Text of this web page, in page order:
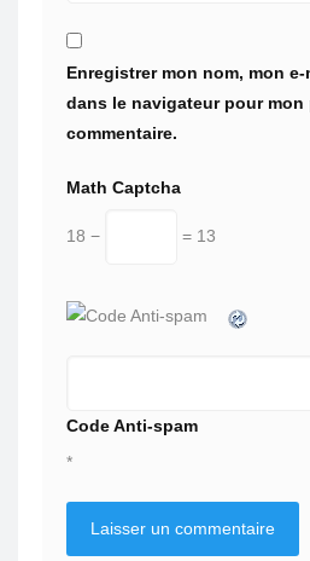
Enregistrer mon nom, mon
dans le navigateur pour mon
commentaire.
Math Captcha
18 − = 13
Code Anti-spam
*